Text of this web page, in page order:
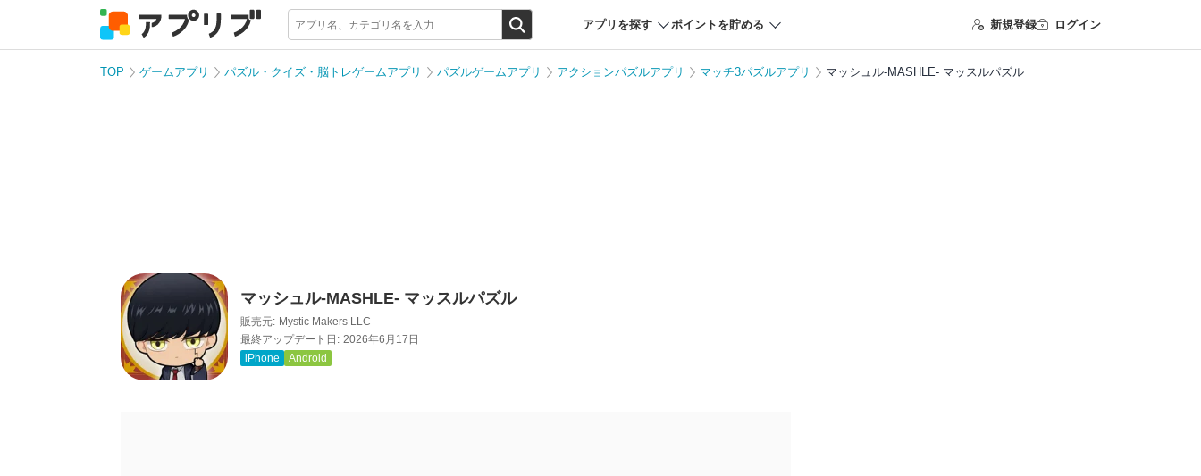
アプリを探す ポイントを貯める 新規登録 ログイン
TOP ゲームアプリ パズル・クイズ・脳トレゲームアプリ パズルゲームアプリ アクションパズルアプリ マッチ3パズルアプリ マッシュル-MASHLE- マッスルパズル
マッシュル-MASHLE- マッスルパズル
販売元: Mystic Makers LLC
最終アップデート日: 2026年6月17日
iPhone
Android